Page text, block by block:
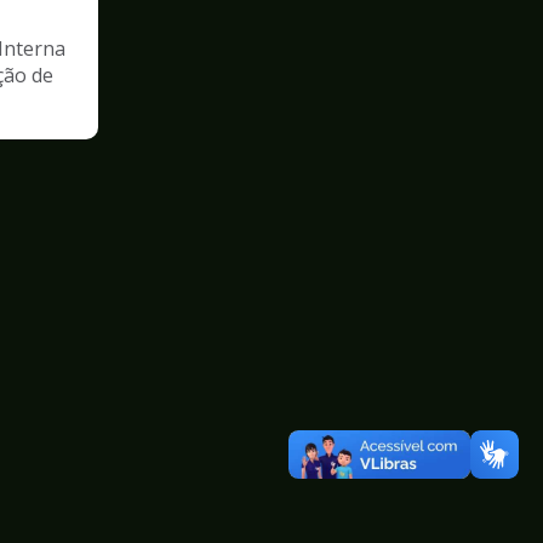
de